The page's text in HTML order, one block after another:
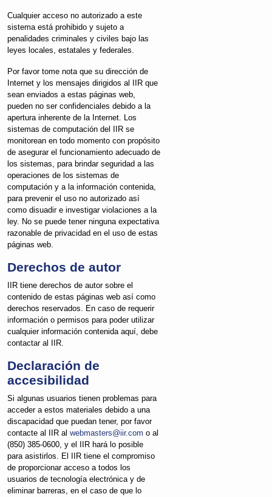
Cualquier acceso no autorizado a este
sistema está prohibido y sujeto a
penalidades criminales y civiles bajo las
leyes locales, estatales y federales.
Por favor tome nota que su dirección de
Internet y los mensajes dirigidos al IIR que
sean enviados a estas páginas web,
pueden no ser confidenciales debido a la
apertura inherente de la Internet. Los
sistemas de computación del IIR se
monitorean en todo momento con propósito
de asegurar el funcionamiento adecuado de
los sistemas, para brindar seguridad a las
operaciones de los sistemas de
computación y a la información contenida,
para prevenir el uso no autorizado así
como disuadir e investigar violaciones a la
ley. No se puede tener ninguna expectativa
razonable de privacidad en el uso de estas
páginas web.
Derechos de autor
IIR tiene derechos de autor sobre el
contenido de estas páginas web así como
derechos reservados. En caso de requerir
información o permisos para poder utilizar
cualquier información contenida aquí, debe
contactar al IIR.
Declaración de
accesibilidad
Si algunas usuarios tienen problemas para
acceder a estos materiales debido a una
discapacidad que puedan tener, por favor
contacte al IIR al webmasters@iir.com o al
(850) 385-0600, y el IIR hará lo posible
para asistirlos. El IIR tiene el compromiso
de proporcionar acceso a todos los
usuarios de tecnología electrónica y de
eliminar barreras, en el caso de que lo